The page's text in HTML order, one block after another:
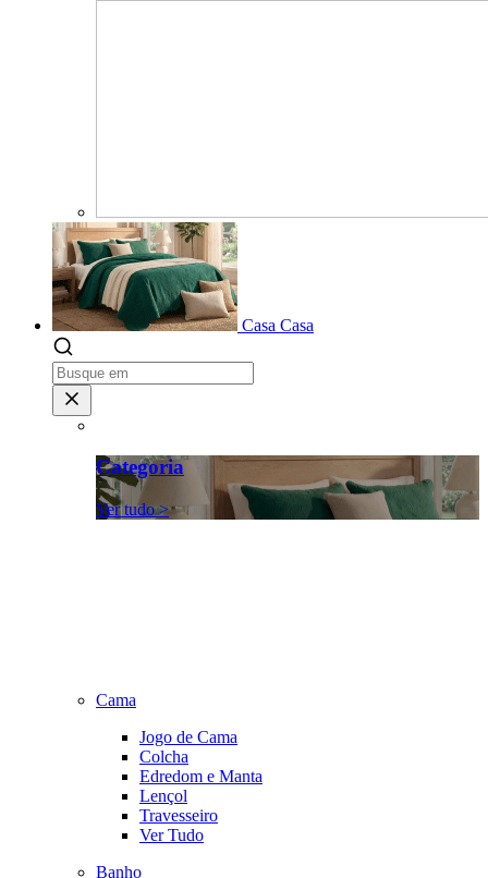
Casa Casa
Categoria
Ver tudo >
Cama
Jogo de Cama
Colcha
Edredom e Manta
Lençol
Travesseiro
Ver Tudo
Banho